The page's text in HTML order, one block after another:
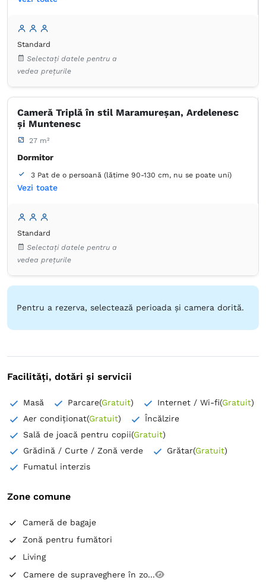
Articole de toaletă gratuite
TV cu ecran plat
Standard
Selectați datele pentru a
vedea prețurile
Cameră Triplă în stil Maramureșan, Ardelenesc
și Muntenesc
27 m²
Dormitor
3 Pat de o persoană (lățime 90-130 cm, nu se poate uni)
Baie
Pardoseală de lemn sau parchet
Hârtie igienică
Fierbător de apă
Aparat de cafea
Frigider
Produse de curățenie
Prăjitor de pâine Aparat de cafea
Vezi toate
Standard
Selectați datele pentru a
vedea prețurile
Pentru a rezerva, selectează perioada și camera dorită.
Facilități, dotări și servicii
Masă Parcare(Gratuit) Internet / Wi-fi(Gratuit)
Aer condiționat(Gratuit)
Încălzire
Sală de joacă pentru copii(Gratuit)
Grădină / Curte / Zonă verde
Grătar(Gratuit)
Fumatul interzis
Zone comune
Cameră de bagaje
Zonă pentru fumători
Living
Camere de supraveghere în zo...